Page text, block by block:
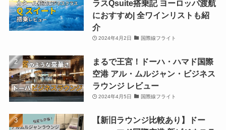
ラスQsuite搭乗記 ヨーロッパ渡航
におすすめ| 全ワインリストも紹
介
2024年4月2日 国際線フライト
まるで王宮！ドーハ・ハマド国際
空港 アル・ムルジャン・ビジネス
ラウンジ レビュー
2024年4月5日 国際線フライト
【新旧ラウンジ比較あり】ドー